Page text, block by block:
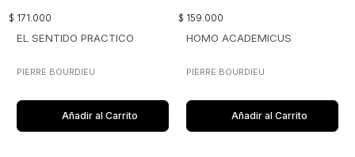
$ 171.000
EL SENTIDO PRACTICO
PIERRE BOURDIEU
Añadir al Carrito
$ 159.000
HOMO ACADEMICUS
PIERRE BOURDIEU
Añadir al Carrito